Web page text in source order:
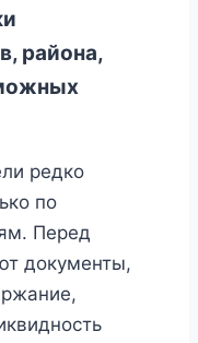
района,
редко
по
Перед
документы,